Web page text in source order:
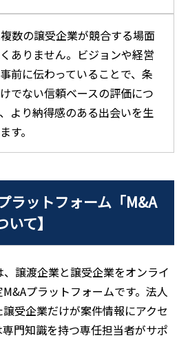
数の譲受企業が競合する場面
ありません。ビジョンや経営
前に伝わっていることで、条
でない信頼ベースの評価につ
より納得感のある出会いを生
す。
ラットフォーム「M&A
て】
、譲渡企業と譲受企業をオンライ
プラットフォームです。法人
受企業だけが案件情報にアクセ
門知識を持つ専任担当者がサポ